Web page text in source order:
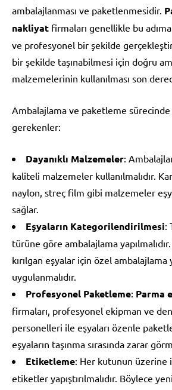
ambalajlanması ve paketlenmesidir.
nakliyat firmaları genellikle bu
ve profesyonel bir şekilde
bir şekilde taşınabilmesi için doğru
malzemelerinin kullanılması son
Ambalajlama ve paketleme
gerekenler:
Dayanıklı Malzemeler:
kaliteli malzemeler kullanılmalıdır.
naylon, streç film gibi malzemeler
sağlar.
Eşyaların Kategorilendirilmesi:
türüne göre ambalajlama
kırılgan eşyalar için özel
uygulanmalıdır.
Profesyonel Paketleme: Parma
firmaları, profesyonel ekipman ve
personelleri ile eşyaları özenle
eşyaların taşınma sırasında zarar
Etiketleme: Her kutunun üzerine
etiketler yapıştırılmalıdır. Böylece